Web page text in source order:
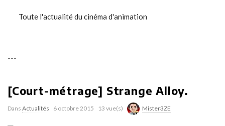
Toute l'actualité du cinéma d'animation
---
[Court-métrage] Strange Alloy.
Dans Actualités 6 octobre 2015 13 vue(s) Mister3ZE